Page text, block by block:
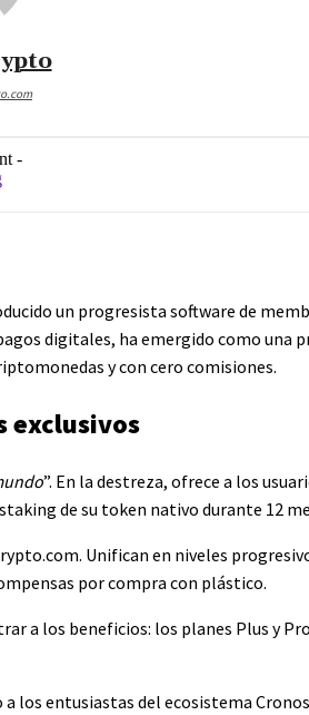
-
un progresista software de
digitales, ha emergido como una
y con cero comisiones.
exclusivos
”. En la destreza, ofrece a los
de su token nativo durante 12
Unifican en niveles
por compra con plástico.
a los beneficios: los planes Plus y
los entusiastas del ecosistema